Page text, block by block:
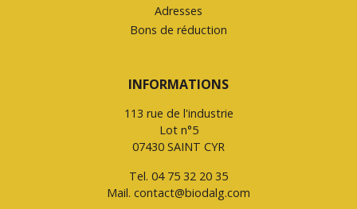
Adresses
Bons de réduction
INFORMATIONS
113 rue de l'industrie
Lot n°5
07430 SAINT CYR
Tel. 04 75 32 20 35
Mail. contact@biodalg.com